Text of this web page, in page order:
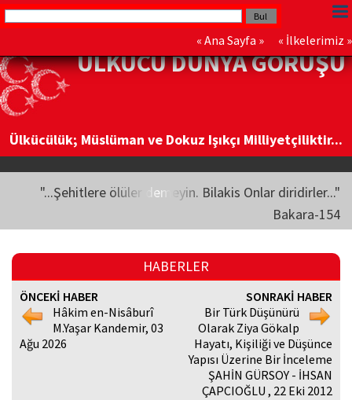
« Ana Sayfa » « İlkelerimiz »
ÜLKÜCÜ DÜNYA GÖRÜŞÜ
Ülkücülük; Müslüman ve Dokuz Işıkçı Milliyetçiliktir...
"...Şehitlere ölüler demeyin. Bilakis Onlar diridirler..."
Bakara-154
HABERLER
ÖNCEKİ HABER
Hâkim en-Nisâburî
M.Yaşar Kandemir, 03
Ağu 2026
SONRAKİ HABER
Bir Türk Düşünürü
Olarak Ziya Gökalp
Hayatı, Kişiliği ve Düşünce
Yapısı Üzerine Bir İnceleme
ŞAHİN GÜRSOY - İHSAN
ÇAPCIOĞLU , 22 Eki 2012